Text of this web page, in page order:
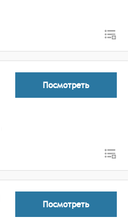
Посмотреть
Посмотреть